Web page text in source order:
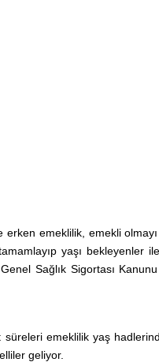
erken emeklilik, emekli
yaşı bekleyenler
Sağlık Sigortası
emeklilik yaş
geliyor.